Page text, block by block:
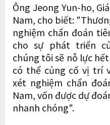
Ông Jeong Yun-ho,
Nam, cho biết:
nghiệm chẩn đoán
cho sự phát triển
chúng tôi sẽ nỗ lực
có thể củng cố vị trí
xét nghiệm chẩn
Nam, vốn được dự
nhanh chóng".